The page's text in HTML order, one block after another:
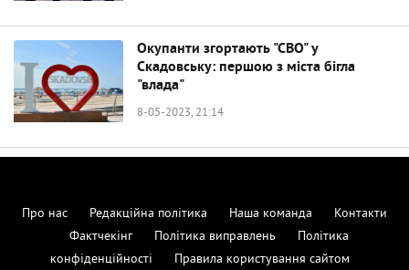
Окупанти згортають "СВО" у
Скадовську: першою з міста бігла
"влада"
8-05-2023, 21:14
Про нас Редакційна політика Наша команда
Контакти
Фактчекінг
Політика виправлень
Політика
конфіденційності
Правила користування сайтом